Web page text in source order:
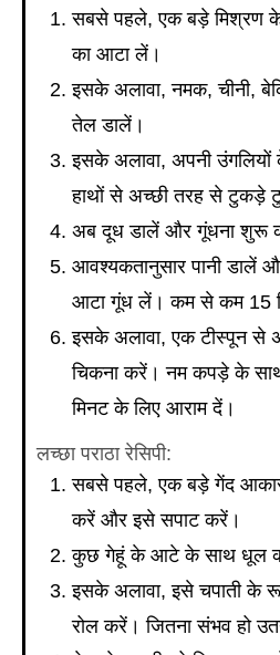
सबसे पहले, एक बड़े मिश्रण
का आटा लें।
इसके अलावा, नमक, चीनी,
तेल डालें।
इसके अलावा, अपनी
हाथों से अच्छी तरह से टुकड़े
अब दूध डालें और गूंधना शुरू
आवश्यकतानुसार पानी डालें
आटा गूंध लें। कम से कम 15
इसके अलावा, एक टीस्पून
चिकना करें। नम कपड़े के
मिनट के लिए आराम दें।
लच्छा पराठा रेसिपी:
सबसे पहले, एक बड़े गेंद
करें और इसे सपाट करें।
कुछ गेहूं के आटे के साथ धूल
इसके अलावा, इसे चपाती के
रोल करें। जितना संभव हो